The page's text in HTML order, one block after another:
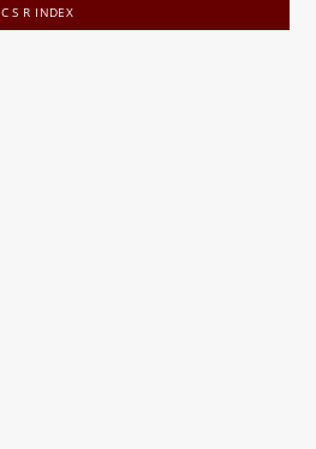
C S R INDEX